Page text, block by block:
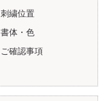
刺繍位置
書体・色
ご確認事項